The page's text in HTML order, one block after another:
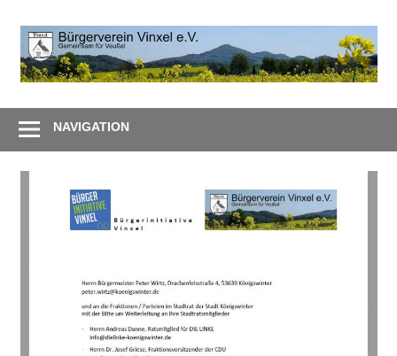
Inhalt
springen
ZusammenNAVIGATION